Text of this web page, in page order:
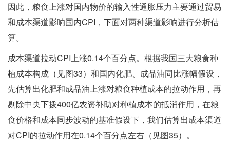
因此，粮食上涨对国内物价的输入性通胀压力主要通过贸易
和成本渠道影响国内CPI，下面对两种渠道影响进行分析估
算。
成本渠道拉动CPI上涨0.14个百分点。根据我国三大粮食种
植成本构成（见图33）和国内化肥、成品油同比涨幅假设，
先估算出化肥和成品油上涨对粮食种植成本的拉动作用，再
剔除中央下拨400亿农资补助对种植成本的抵消作用，在粮
食价格和成本同步波动的基准假设下，我们估算出成本渠道
对CPI的拉动作用在0.14个百分点左右（见图35）。